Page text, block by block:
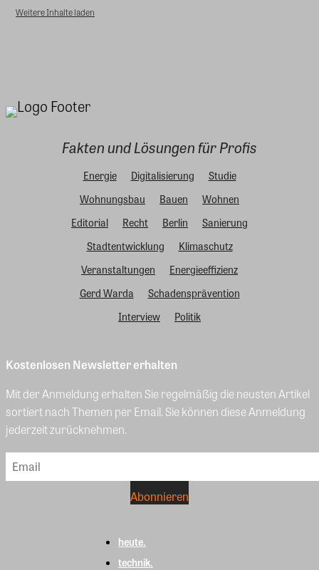
Weitere Inhalte laden
Fakten und Lösungen für Profis
Energie Digitalisierung
Studie
Wohnungsbau
Bauen
Wohnen
Editorial
Recht Berlin
Sanierung
Stadtentwicklung
Klimaschutz
Veranstaltungen
Energieeffizienz
Gerd Warda
Schadensprävention
Interview
Politik
Kostenlosen Newsletter erhalten
Mit der Anmeldung erhalten Sie regelmäßig die neusten Artikel
sortiert nach Themen per Email. Sie können diese Anmeldung
jederzeit zurücknehmen.
heute.
technik.